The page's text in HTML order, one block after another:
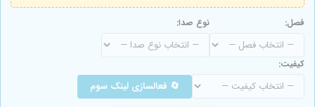
فصل: نوع صدا:
کیفیت:
🔄 فعالسازی لینک سوم